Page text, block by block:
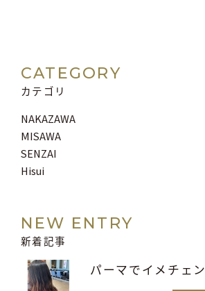
CATEGORY
カテゴリ
NAKAZAWA
MISAWA
SENZAI
Hisui
NEW ENTRY
新着記事
パーマでイメチェン